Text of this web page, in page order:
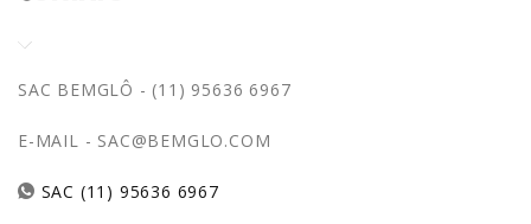
SAC BEMGLÔ - (11) 95636 6967
E-MAIL - SAC@BEMGLO.COM
SAC (11) 95636 6967